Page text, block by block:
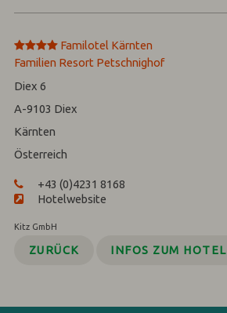
****
Familotel Kärnten
Familien Resort Petschnighof
Diex 6
A-9103 Diex
Kärnten
Österreich
+43 (0)4231 8168
Hotelwebsite
Kitz GmbH
ZURÜCK INFOS ZUM HOTEL